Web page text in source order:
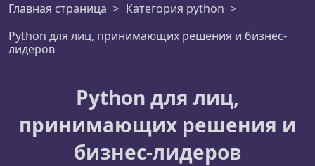
Главная страница
Категория python
Python для лиц, принимающих решения и бизнес-
лидеров
Python для лиц,
принимающих решения и
бизнес-лидеров